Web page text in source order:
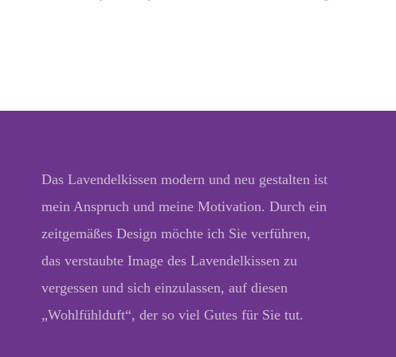
Das Lavendelkissen modern und neu gestalten ist
mein Anspruch und meine Motivation. Durch ein
zeitgemäßes Design möchte ich Sie verführen,
das verstaubte Image des Lavendelkissen zu
vergessen und sich einzulassen, auf diesen
„Wohlfühlduft“, der so viel Gutes für Sie tut.